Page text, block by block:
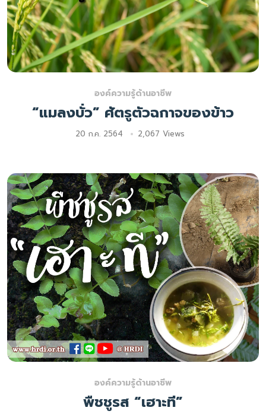
องค์ความรู้ด้านอาชีพ
“แมลงบั่ว” ศัตรูตัวฉกาจของข้าว
20 ก.ค. 2564 2,067 Views
องค์ความรู้ด้านอาชีพ
พืชชูรส “เฮาะที”